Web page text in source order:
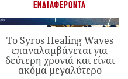
ΕΝΔΙΑΦΈΡΟΝΤΑ
Το Syros Healing Waves
επαναλαμβάνεται για
δεύτερη χρονιά και είναι
ακόμα μεγαλύτερο